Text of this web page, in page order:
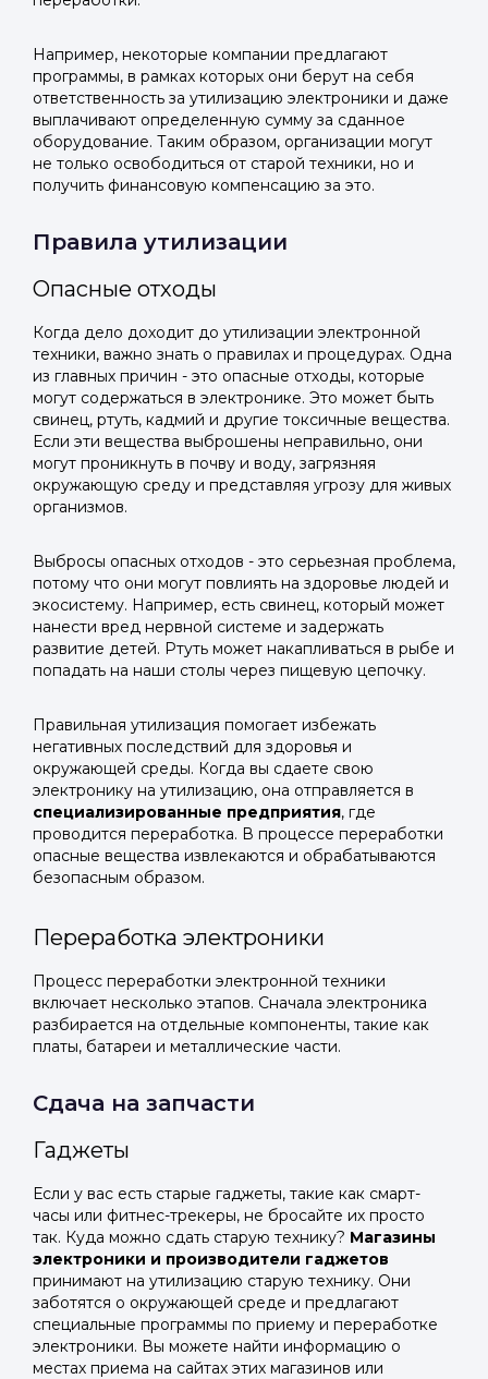
Отправить код
ВКонтакте
или подайте через форму на сайте
Войти в ЛК и заполнить форму
ВКонтакте
или подайте через форму на сайте
Войти в ЛК и заполнить форму
Например, некоторые компании предлагают
программы, в рамках которых они берут на себя
ответственность за утилизацию электроники и даже
выплачивают определенную сумму за сданное
оборудование. Таким образом, организации могут
не только освободиться от старой техники, но и
получить финансовую компенсацию за это.
Правила утилизации
Опасные отходы
Когда дело доходит до утилизации электронной
техники, важно знать о правилах и процедурах. Одна
из главных причин - это опасные отходы, которые
могут содержаться в электронике. Это может быть
свинец, ртуть, кадмий и другие токсичные вещества.
Если эти вещества выброшены неправильно, они
могут проникнуть в почву и воду, загрязняя
окружающую среду и представляя угрозу для живых
организмов.
Выбросы опасных отходов - это серьезная проблема,
потому что они могут повлиять на здоровье людей и
экосистему. Например, есть свинец, который может
нанести вред нервной системе и задержать
развитие детей. Ртуть может накапливаться в рыбе и
попадать на наши столы через пищевую цепочку.
Правильная утилизация помогает избежать
негативных последствий для здоровья и
окружающей среды. Когда вы сдаете свою
электронику на утилизацию, она отправляется в
специализированные предприятия, где
проводится переработка. В процессе переработки
опасные вещества извлекаются и обрабатываются
безопасным образом.
Переработка электроники
Процесс переработки электронной техники
включает несколько этапов. Сначала электроника
разбирается на отдельные компоненты, такие как
платы, батареи и металлические части.
Сдача на запчасти
Гаджеты
Если у вас есть старые гаджеты, такие как смарт-
часы или фитнес-трекеры, не бросайте их просто
так. Куда можно сдать старую технику? Магазины
электроники и производители гаджетов
принимают на утилизацию старую технику. Они
заботятся о окружающей среде и предлагают
специальные программы по приему и переработке
электроники. Вы можете найти информацию о
местах приема на сайтах этих магазинов или